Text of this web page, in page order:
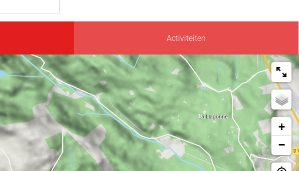
Activiteiten
+
−